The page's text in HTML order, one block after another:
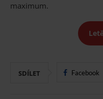
maximum.
SDÍLET Facebook